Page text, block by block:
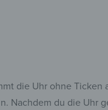
die Uhr ohne Ticken
Nachdem du die Uhr